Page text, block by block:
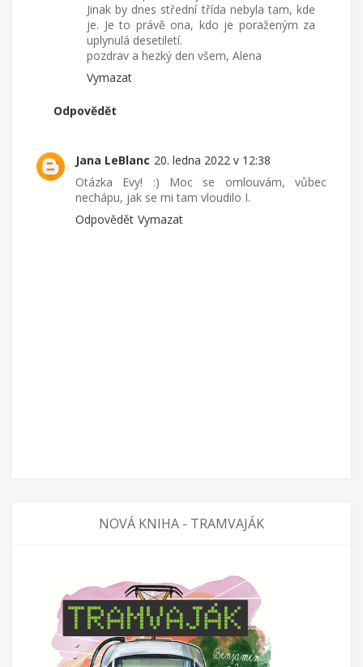
Jinak by dnes střední třída nebyla tam, kde
je. Je to právě ona, kdo je poraženým za
uplynulá desetiletí.
pozdrav a hezký den všem, Alena
Vymazat
Odpovědět
Jana LeBlanc 20. ledna 2022 v 12:38
Otázka Evy! :) Moc se omlouvám, vůbec
nechápu, jak se mi tam vloudilo I.
Odpovědět Vymazat
NOVÁ KNIHA - TRAMVAJÁK